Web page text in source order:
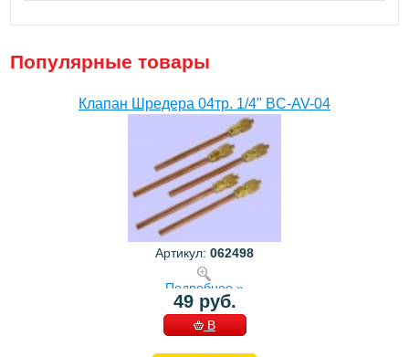
Популярные товары
Клапан Шредера 04тр. 1/4" BC-AV-04
Артикул: 062498
Подробнее »
49 руб.
В